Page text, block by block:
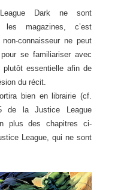
Dark ne sont
magazines, c’est
connaisseur ne peut
se familiariser avec
essentielle afin de
du récit.
bien en librairie (cf.
de la Justice League
plus des chapitres ci-
League, qui ne sont